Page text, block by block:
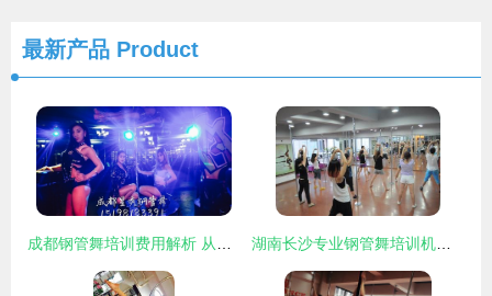
最新产品 Product